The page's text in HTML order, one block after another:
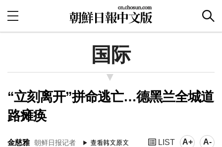
国际
“立刻离开”拼命逃亡…德黑兰全城道
路瘫痪
金慈雅 朝鲜日报记者 LIST A+ A-